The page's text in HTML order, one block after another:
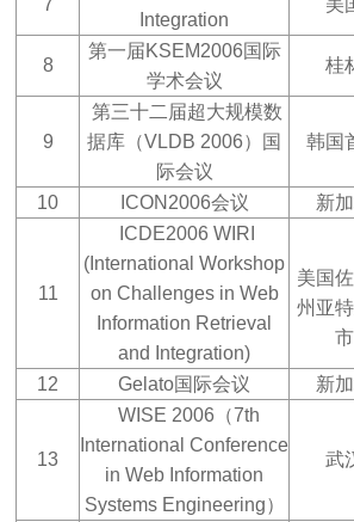
Integration
8
第一届KSEM2006国际
学术会议
桂
9
第三十二届超大规模数
据库（VLDB 2006）国
际会议
韩国
10 ICON2006会议 新
11
ICDE2006 WIRI
(International Workshop
on Challenges in Web
Information Retrieval
and Integration)
美国
州亚
市
12 Gelato国际会议 新
13
WISE 2006 （7th
International Conference
in Web Information
Systems Engineering）
武